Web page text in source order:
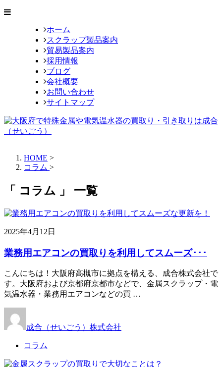
ホーム
スクラップ製品案内
貿易製品案内
採用情報
ブログ
会社概要
お問い合わせ
サイトマップ
HOME >
コラム >
「 コラム 」 一覧
2025年4月12日
業務用エアコンの買取りを利用してスムーズ･･･
こんにちは！大阪府高槻市に拠点を構える、成合株式会社で
す。大阪府および京都府京都市などで、金属スクラップ・電
気温水器・業務用エアコンなどの買 …
成合（せいごう）株式会社
コラム